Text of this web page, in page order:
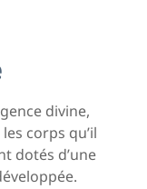
divine,
corps qu’il
dotés d’une